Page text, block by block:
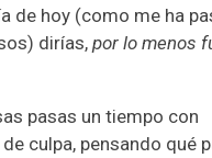
de hoy (como me ha
dirías, por lo menos
pasas un tiempo con
culpa, pensando qué